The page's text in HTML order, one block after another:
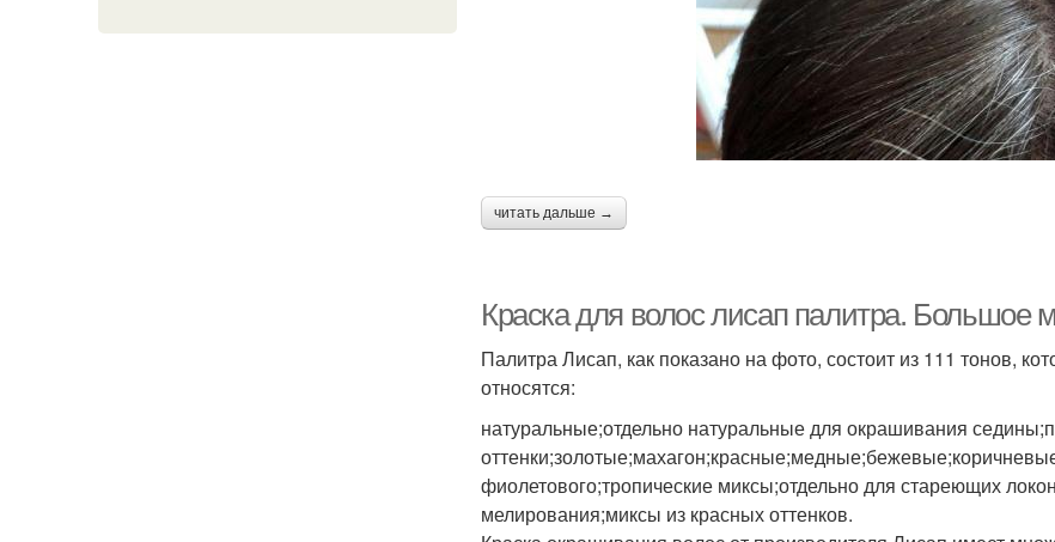
читать дальше →
Краска для волос лисап палитра. Большое
Палитра Лисап, как показано на фото, состоит из 111 тонов,
относятся:
натуральные;отдельно натуральные для окрашивания
фиолетового;тропические миксы;отдельно для стареющих
мелирования;миксы из красных оттенков.